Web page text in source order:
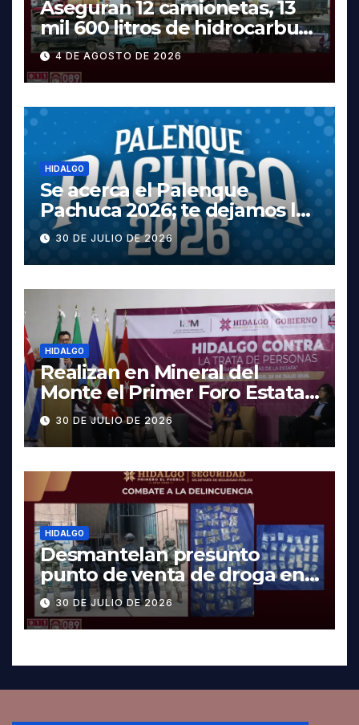
Aseguran 12 camionetas, 13
mil 600 litros de hidrocarburo
y dos vehículos robados en
Tula
4 DE AGOSTO DE 2026
HIDALGO
Se acerca el Palenque
Pachuca 2026; te dejamos la
cartelera completa, las
fechas y los precios
30 DE JULIO DE 2026
HIDALGO
Realizan en Mineral del
Monte el Primer Foro Estatal
contra la Trata de Personas
30 DE JULIO DE 2026
HIDALGO
Desmantelan presunto
punto de venta de droga en
Pachuca; hay dos detenidos
30 DE JULIO DE 2026